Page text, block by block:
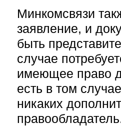
Минкомсвязи
заявление, и
быть
случае
имеющее право
есть в том
никаких